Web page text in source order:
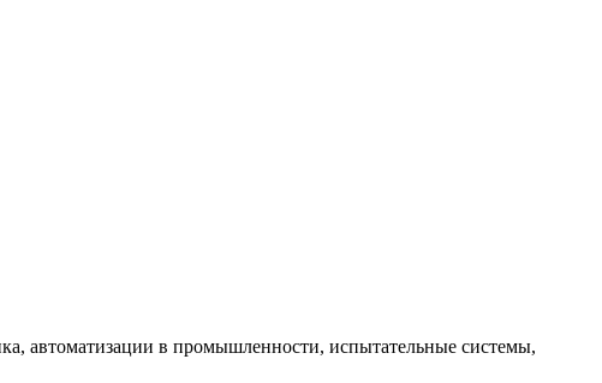
автоматизации в промышленности, испытательные системы,